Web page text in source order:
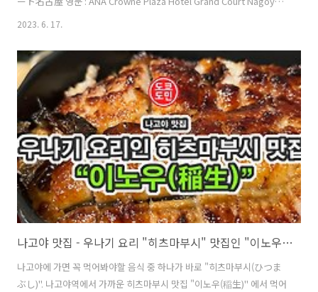
위치 주소 : 〒460-0023 愛知県名古屋市中区金山町１丁目１−1 나고
있는 호텔입니다. 위의 사진은 가나야마역(金山駅)의 사진입니다. ANA
크라운 플라자 호텔 그랜드 코트 나고야 가나야마역(金山駅) 남쪽 출구
로 나오면 이런 건물이 있습니다. 겉모양만 봐서는 호텔처럼 안보입니다
만, 이곳이 "ANA 크라운 플라자 호텔 그랜드 코트 나고야" 입니다. 1층
으로 들어갑니다. 안으로 들어가면 바로 호텔 로비가 아닙니다..
2023. 6. 17.
나고야 맛집 - 우나기 요리 "히츠마부시" 맛집인 "이노우(稲生)"
나고야에 가면 꼭 먹어봐야할 음식 중 하나가 바로 "히츠마부시(ひつま
ぶし)". 나고야역에서 가까운 히츠마부시 맛집 "이노우(稲生)" 에서 먹어